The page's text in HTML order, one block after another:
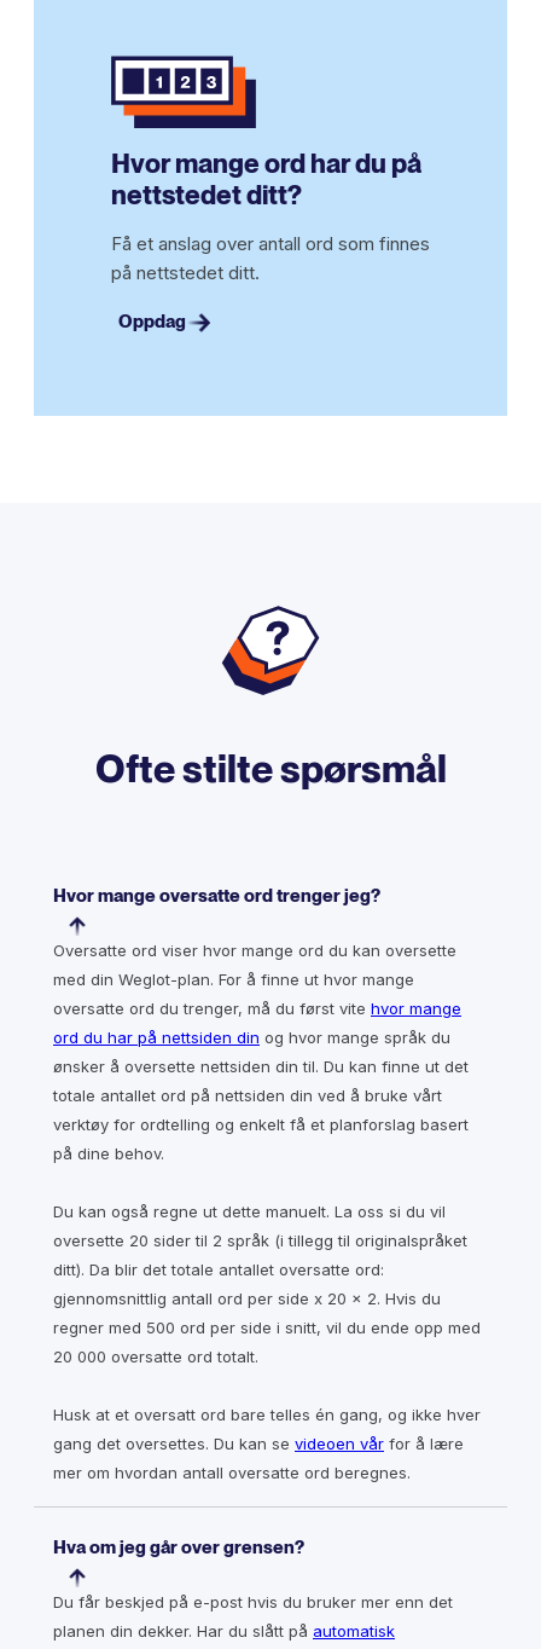
Hvor mange ord har du på
nettstedet ditt?
Få et anslag over antall ord som finnes
på nettstedet ditt.
Oppdag
Ofte stilte spørsmål
Hvor mange oversatte ord trenger jeg?
Oversatte ord viser hvor mange ord du kan oversette
med din Weglot-plan. For å finne ut hvor mange
oversatte ord du trenger, må du først vite hvor mange
ord du har på nettsiden din og hvor mange språk du
ønsker å oversette nettsiden din til. Du kan finne ut det
totale antallet ord på nettsiden din ved å bruke vårt
verktøy for ordtelling og enkelt få et planforslag basert
på dine behov.
Du kan også regne ut dette manuelt. La oss si du vil
oversette 20 sider til 2 språk (i tillegg til originalspråket
ditt). Da blir det totale antallet oversatte ord:
gjennomsnittlig antall ord per side x 20 x 2. Hvis du
regner med 500 ord per side i snitt, vil du ende opp med
20 000 oversatte ord totalt.
Husk at et oversatt ord bare telles én gang, og ikke hver
gang det oversettes. Du kan se videoen vår for å lære
mer om hvordan antall oversatte ord beregnes.
Hva om jeg går over grensen?
Du får beskjed på e-post hvis du bruker mer enn det
planen din dekker. Har du slått på automatisk